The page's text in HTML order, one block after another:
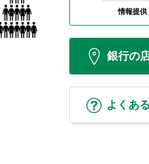
情報提供
銀行の
よくあ